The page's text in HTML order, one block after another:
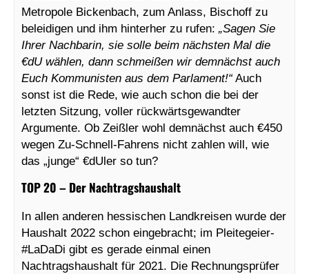
Metropole Bickenbach, zum Anlass, Bischoff zu
beleidigen und ihm hinterher zu rufen: „Sagen Sie
Ihrer Nachbarin, sie solle beim nächsten Mal die
€dU wählen, dann schmeißen wir demnächst auch
Euch Kommunisten aus dem Parlament!“Auch
sonst ist die Rede, wie auch schon die bei der
letzten Sitzung, voller rückwärtsgewandter
Argumente. Ob Zeißler wohl demnächst auch €450
wegen Zu-Schnell-Fahrens nicht zahlen will, wie
das „junge“ €dUler so tun?
TOP 20 – Der Nachtragshaushalt
In allen anderen hessischen Landkreisen wurde der
Haushalt 2022 schon eingebracht; im Pleitegeier-
#LaDaDi gibt es gerade einmal einen
Nachtragshaushalt für 2021. Die Rechnungsprüfer